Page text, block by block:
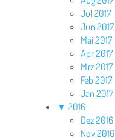
Jul 2017
Jun 2017
Mai 2017
Apr 2017
Mrz 2017
Feb 2017
Jan 2017
▼ 2016
Dez 2016
Nov 2016